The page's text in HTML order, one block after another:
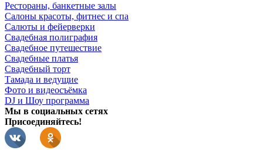
Рестораны, банкетные залы
Салоны красоты, фитнес и спа
Салюты и фейерверки
Свадебная полиграфия
Свадебное путешествие
Свадебные платья
Свадебный торт
Тамада и ведущие
Фото и видеосъёмка
DJ и Шоу программа
Мы в социальных сетях
Присоединяйтесь!